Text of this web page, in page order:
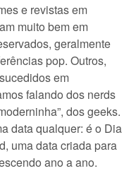
e revistas em
muito bem em
geralmente
pop. Outros,
em
falando dos nerds
dos geeks.
data qualquer: é o Dia
uma data criada para
ano a ano.